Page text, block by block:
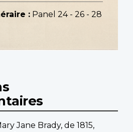
: Panel 24 - 26 - 28
Jane Brady, de 1815,